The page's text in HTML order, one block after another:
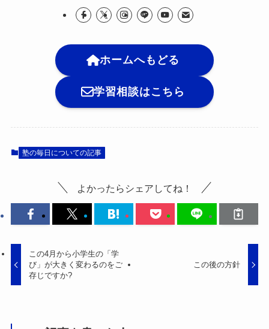
ホームへもどる
学習相談はこちら
塾の毎日についての記事
よかったらシェアしてね！
この4月から小学生の「学
び」が大きく変わるのをご
存じですか?
この後の方針